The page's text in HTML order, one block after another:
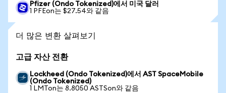
Pfizer (Ondo Tokenized)에서 미국 달러
1 PFEon는 $27.54와 같음
더 많은 변환 살펴보기
고급 자산 전환
Lockheed (Ondo Tokenized)에서 AST SpaceMobile
(Ondo Tokenized)
1 LMTon는 8.8050 ASTSon와 같음